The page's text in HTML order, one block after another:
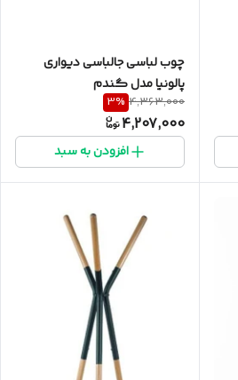
چوب لباسی جالباسی دیواری
پالونیا مدل گندم
4,363,000
3%
4,207,000
افزودن به سبد